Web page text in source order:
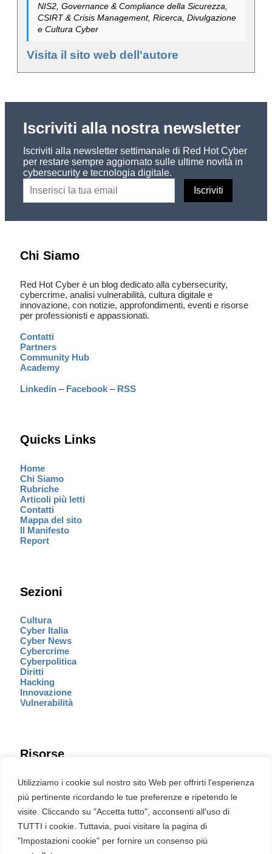
Utilizziamo i cookie sul nostro sito Web per offrirti l'esperienza
più pertinente ricordando le tue preferenze e ripetendo le
visite. Cliccando su "Accetta tutto", acconsenti all'uso di
TUTTI i cookie. Tuttavia, puoi visitare la pagina di
"Impostazioni cookie" per fornire un consenso più
NIS2, Governance & Compliance della Sicurezza,
CSIRT & Crisis Management, Ricerca, Divulgazione
e Cultura Cyber
Visita il sito web dell'autore
Iscriviti alla nostra newsletter
Iscriviti alla newsletter settimanale di Red Hot Cyber
per restare sempre aggiornato sulle ultime novità in
cybersecurity e tecnologia digitale.
Chi Siamo
Red Hot Cyber è un blog dedicato alla cybersecurity,
cybercrime, analisi vulnerabilità, cultura digitale e
innovazione, con notizie, approfondimenti, eventi e risorse
per professionisti e appassionati.
Contatti
Partners
Community Hub
Academy
Linkedin – Facebook – RSS
Quicks Links
Home
Chi Siamo
Rubriche
Articoli più letti
Contatti
Mappa del sito
Il Manifesto
Report
Sezioni
Cultura
Cyber Italia
Cyber News
Cybercrime
Cyberpolitica
Diritti
Hacking
Innovazione
Vulnerabilità
Risorse
Eventi
Fumetto Cyber
Newsletter
Servizi
Pubblicità
English